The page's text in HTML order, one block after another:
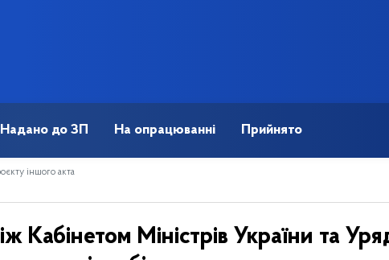
Надано до ЗП На опрацюванні Прийнято
іншого акта
Кабінетом Міністрів України та